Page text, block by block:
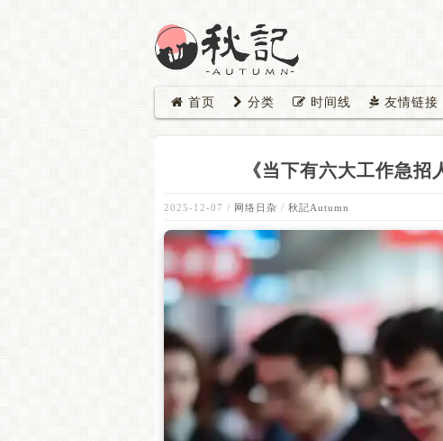
首页 分类 时间线 友情链接
《当下有六大工作急
2025-12-07 / 网络日杂 / 秋記Autumn